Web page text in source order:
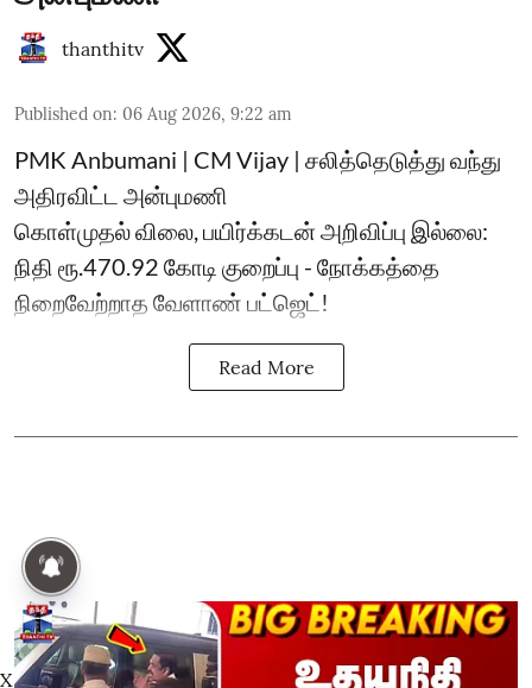
thanthitv
Published on: 06 Aug 2026, 9:22 am
PMK Anbumani | CM Vijay | சலித்தெடுத்து வந்து
அதிரவிட்ட அன்புமணி
கொள்முதல் விலை, பயிர்க்கடன் அறிவிப்பு இல்லை:
நிதி ரூ.470.92 கோடி குறைப்பு - நோக்கத்தை
நிறைவேற்றாத வேளாண் பட்ஜெட்!
Read More
X